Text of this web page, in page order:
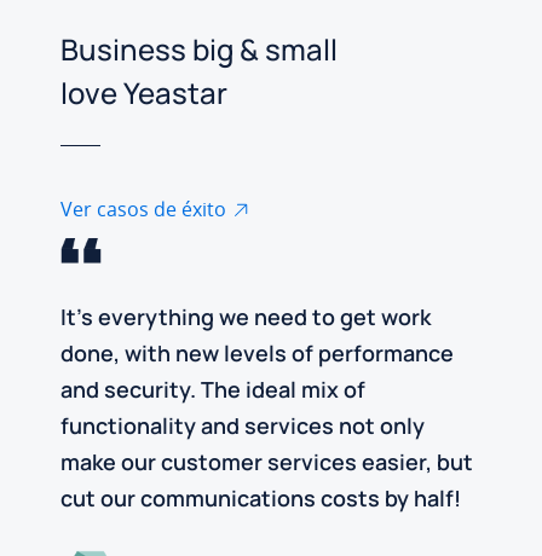
Business big & small
love Yeastar
Ver casos de éxito
It’s everything we need to get work
done, with new levels of performance
and security. The ideal mix of
functionality and services not only
make our customer services easier, but
cut our communications costs by half!